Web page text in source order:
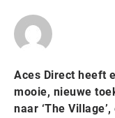
Aces Direct heeft
mooie, nieuwe
naar ‘The